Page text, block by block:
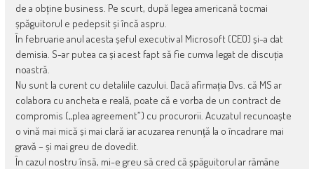
de a obține business. Pe scurt, după legea americană tocmai
șpăguitorul e pedepsit și încă aspru.
În februarie anul acesta șeful executiv al Microsoft (CEO) și-a dat
demisia. S-ar putea ca și acest fapt să fie cumva legat de discuția
noastră.
Nu sunt la curent cu detaliile cazului. Dacă afirmația Dvs. că MS ar
colabora cu ancheta e reală, poate că e vorba de un contract de
compromis („plea agreement”) cu procurorii. Acuzatul recunoaște
o vină mai mică și mai clară iar acuzarea renunță la o încadrare mai
gravă – și mai greu de dovedit.
În cazul nostru însă, mi-e greu să cred că șpăguitorul ar rămâne